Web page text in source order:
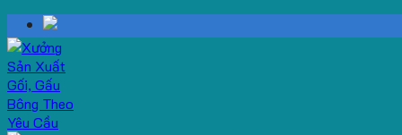
Skip
to
content